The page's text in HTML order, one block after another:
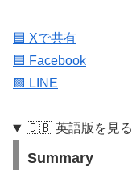
🟦 Xで共有
🟦 Facebook
🟩 LINE
🇬🇧 英語版を見る
Summary